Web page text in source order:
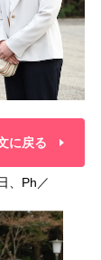
に戻る
、Ph／